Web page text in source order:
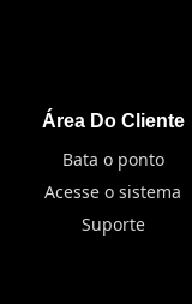
Área Do Cliente
Bata o ponto
Acesse o sistema
Suporte